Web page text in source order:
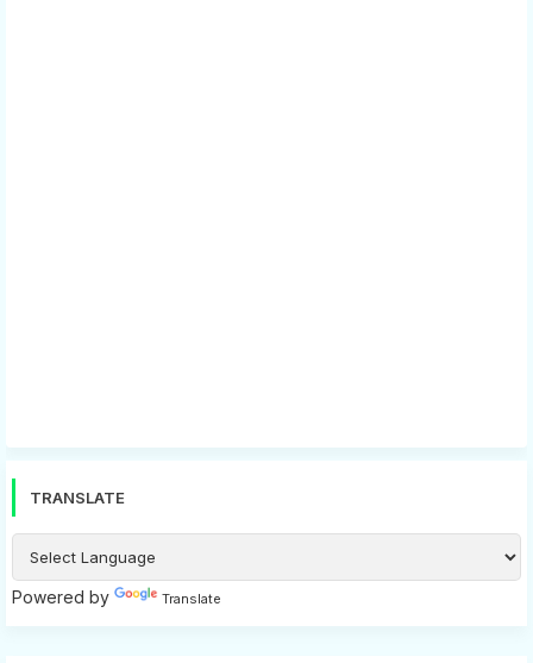
TRANSLATE
Powered by Translate